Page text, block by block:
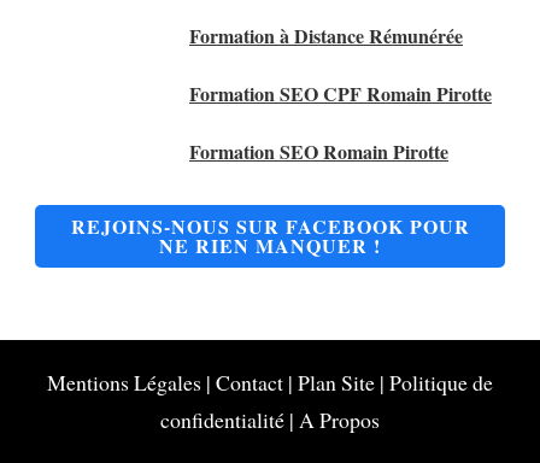
Formation à Distance Rémunérée
Formation SEO CPF Romain Pirotte
Formation SEO Romain Pirotte
REJOINS-NOUS SUR FACEBOOK POUR
NE RIEN MANQUER !
Mentions Légales | Contact | Plan Site | Politique de
confidentialité | A Propos